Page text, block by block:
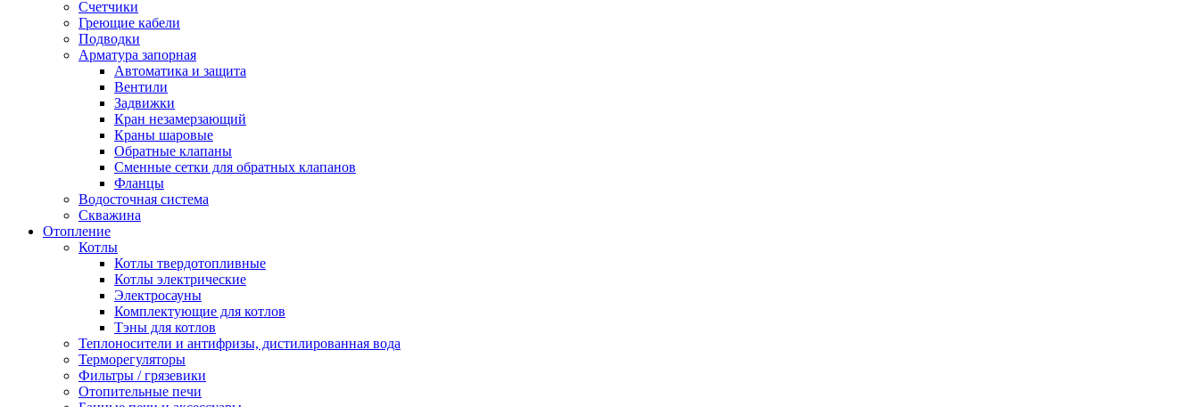
Счетчики
Греющие кабели
Подводки
Арматура запорная
Автоматика и защита
Вентили
Задвижки
Кран незамерзающий
Краны шаровые
Обратные клапаны
Сменные сетки для обратных клапанов
Фланцы
Водосточная система
Скважина
Отопление
Котлы
Котлы твердотопливные
Котлы электрические
Электросауны
Комплектующие для котлов
Тэны для котлов
Теплоносители и антифризы, дистилированная вода
Терморегуляторы
Фильтры / грязевики
Отопительные печи